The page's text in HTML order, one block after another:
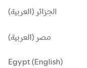
الجزائر (العربية)
مصر (العربية)
Egypt (English)